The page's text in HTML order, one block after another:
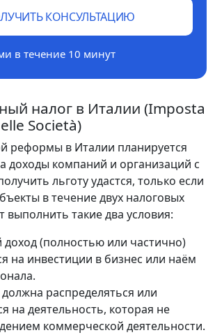
КОНСУЛЬТАЦИЮ
в течение 10 минут
налог в Италии (Imposta
Società)
реформы в Италии планируется
доходы компаний и организаций с
льготу удастся, только если
в течение двух налоговых
выполнить такие два условия:
(полностью или частично)
на инвестиции в бизнес или наём
распределяться или
на деятельность, которая не
коммерческой деятельности.